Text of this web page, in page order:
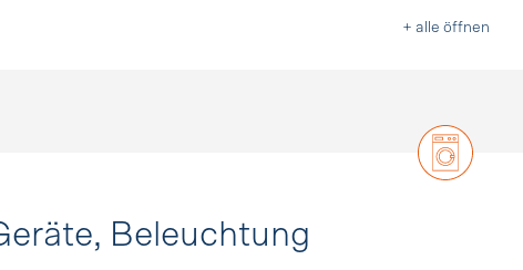
+ alle öffnen
Beleuchtung